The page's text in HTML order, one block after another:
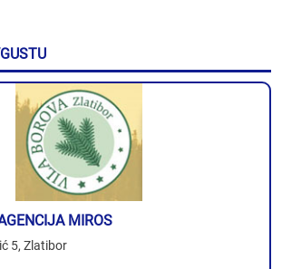
MIROS
5, Zlatibor